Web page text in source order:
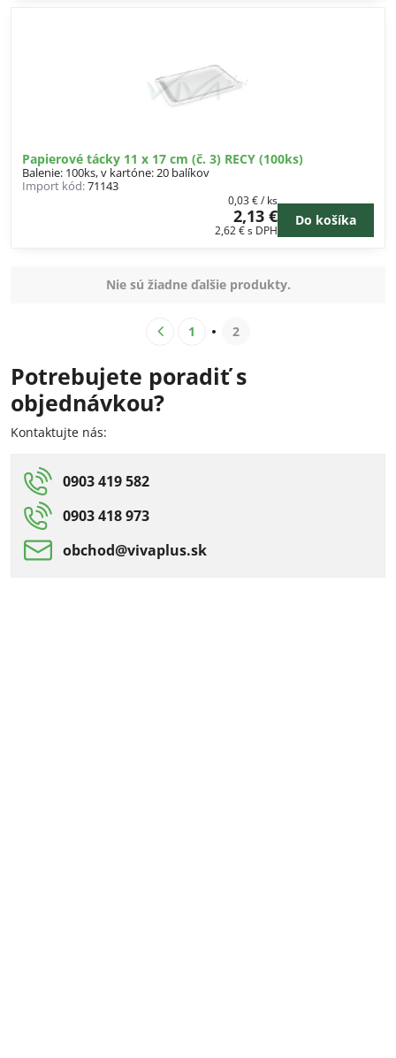
Papierové tácky 11 x 17 cm (č. 3) RECY (100ks)
Balenie: 100ks, v kartóne: 20 balíkov
Import kód:71143
2,13 €
2,62 €s DPH
0,03 €/ ks
Do košíka
Nie sú žiadne ďalšie produkty.
1 2
Potrebujete poradiť s
objednávkou?
Kontaktujte nás:
0903 419 582
0903 418 973
obchod​@vivaplus​.sk